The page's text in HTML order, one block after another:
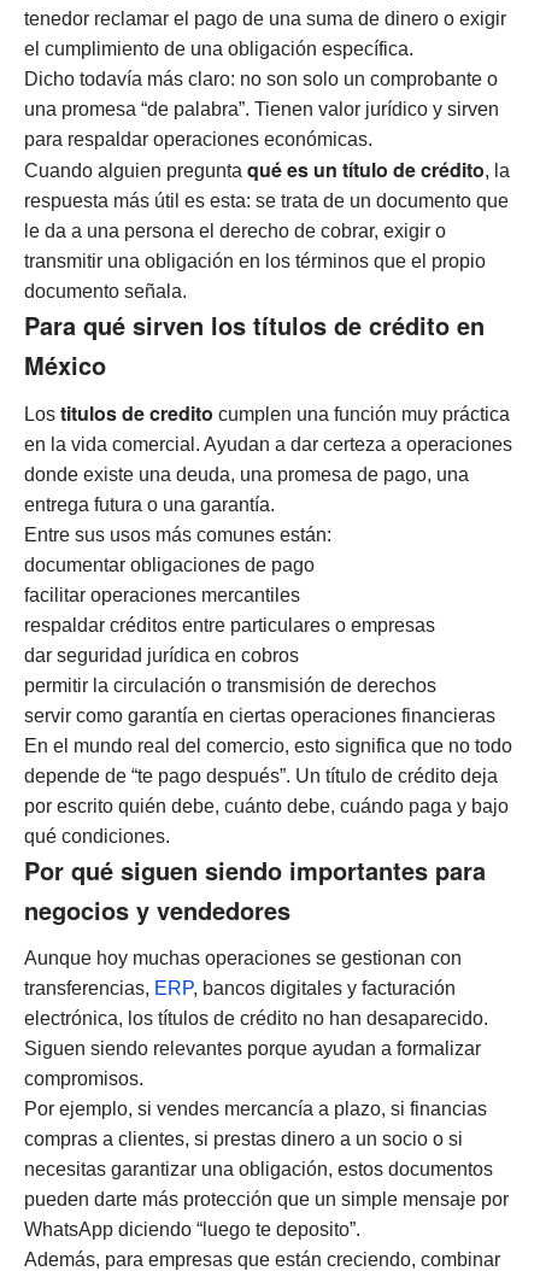
tenedor reclamar el pago de una suma de dinero o exigir
el cumplimiento de una obligación específica.
Dicho todavía más claro: no son solo un comprobante o
una promesa “de palabra”. Tienen valor jurídico y sirven
para respaldar operaciones económicas.
Cuando alguien pregunta qué es un título de crédito, la
respuesta más útil es esta: se trata de un documento que
le da a una persona el derecho de cobrar, exigir o
transmitir una obligación en los términos que el propio
documento señala.
Para qué sirven los títulos de crédito en
México
Los titulos de credito cumplen una función muy práctica
en la vida comercial. Ayudan a dar certeza a operaciones
donde existe una deuda, una promesa de pago, una
entrega futura o una garantía.
Entre sus usos más comunes están:
documentar obligaciones de pago
facilitar operaciones mercantiles
respaldar créditos entre particulares o empresas
dar seguridad jurídica en cobros
permitir la circulación o transmisión de derechos
servir como garantía en ciertas operaciones financieras
En el mundo real del comercio, esto significa que no todo
depende de “te pago después”. Un título de crédito deja
por escrito quién debe, cuánto debe, cuándo paga y bajo
qué condiciones.
Por qué siguen siendo importantes para
negocios y vendedores
Aunque hoy muchas operaciones se gestionan con
transferencias, ERP, bancos digitales y facturación
electrónica, los títulos de crédito no han desaparecido.
Siguen siendo relevantes porque ayudan a formalizar
compromisos.
Por ejemplo, si vendes mercancía a plazo, si financias
compras a clientes, si prestas dinero a un socio o si
necesitas garantizar una obligación, estos documentos
pueden darte más protección que un simple mensaje por
WhatsApp diciendo “luego te deposito”.
Además, para empresas que están creciendo, combinar